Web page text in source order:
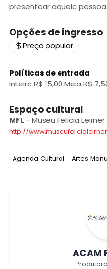
presentear aquela pessoa
Opções de ingresso
Preço popular
Políticas de entrada
Inteira R$ 15,00 Meia R$
Espaço cultural
MFL - Museu Felícia
http://
Tag:
Agenda Cultural Tag:
Artes
ACAM